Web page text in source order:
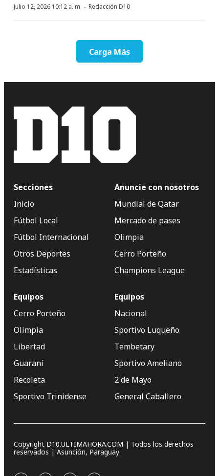
Julio 12, 2026 10:12 a. m. · Redacción D10
Carga Más
Secciones
Inicio
Fútbol Local
Fútbol Internacional
Otros Deportes
Estadísticas
Anuncie con nosotros
Mundial de Qatar
Mercado de pases
Olimpia
Cerro Porteño
Champions League
Equipos
Cerro Porteño
Olimpia
Libertad
Guaraní
Recoleta
Sportivo Trinidense
Equipos
Nacional
Sportivo Luqueño
Tembetary
Sportivo Ameliano
2 de Mayo
General Caballero
Copyright D10.ULTIMAHORA.COM | Todos los derechos
reservados | Asunción, Paraguay